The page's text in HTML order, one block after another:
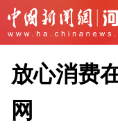
放心消费
网